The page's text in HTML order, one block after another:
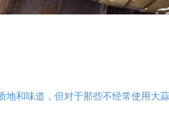
和味道，但对于那些不经常使用大